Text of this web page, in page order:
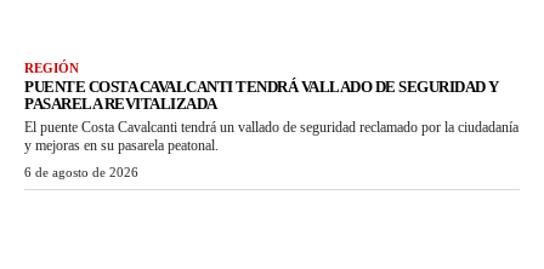
REGIÓN
PUENTE COSTA CAVALCANTI TENDRÁ VALLADO DE SEGURIDAD Y
PASARELA REVITALIZADA
El puente Costa Cavalcanti tendrá un vallado de seguridad reclamado por la ciudadanía
y mejoras en su pasarela peatonal.
6 de agosto de 2026